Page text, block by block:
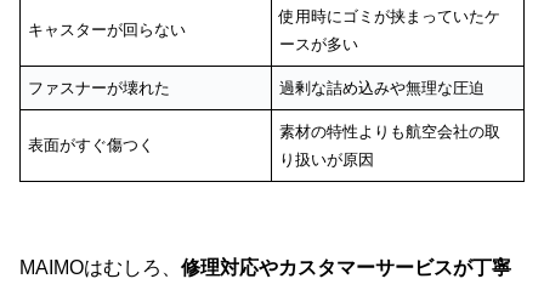
キャスターが回らない
使用時にゴミが挟まっていたケ
ースが多い
ファスナーが壊れた 過剰な詰め込みや無理な圧迫
表面がすぐ傷つく
素材の特性よりも航空会社の取
り扱いが原因
MAIMOはむしろ、 修理対応やカスタマーサービスが丁寧